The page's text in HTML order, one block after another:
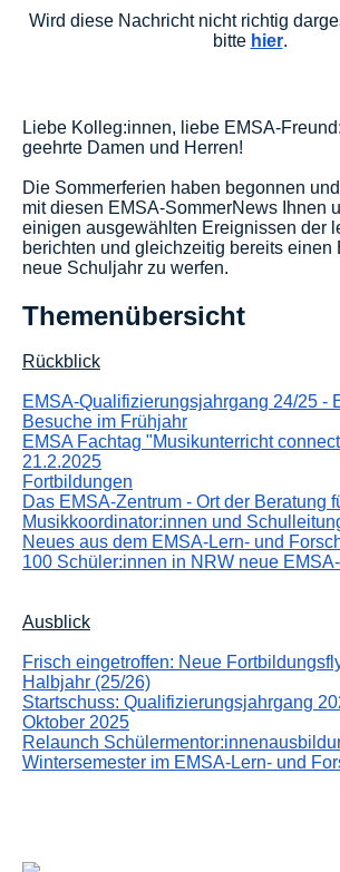
Wird diese Nachricht nicht richtig
bitte hier.
Liebe Kolleg:innen, liebe EMSA-
geehrte Damen und Herren!
Die Sommerferien haben begonnen
mit diesen EMSA-SommerNews Ihnen
einigen ausgewählten Ereignissen der
berichten und gleichzeitig bereits einen
neue Schuljahr zu werfen.
Themenübersicht
Rückblick
EMSA-Qualifizierungsjahrgang 24/25 -
Besuche im Frühjahr
EMSA Fachtag "Musikunterricht
21.2.2025
Fortbildungen
Das EMSA-Zentrum - Ort der Beratung
Musikkoordinator:innen und
Neues aus dem EMSA-Lern- und
100 Schüler:innen in NRW neue
Ausblick
Frisch eingetroffen: Neue
Halbjahr (25/26)
Startschuss: Qualifizierungsjahrgang
Oktober 2025
Relaunch
Wintersemester im EMSA-Lern- und